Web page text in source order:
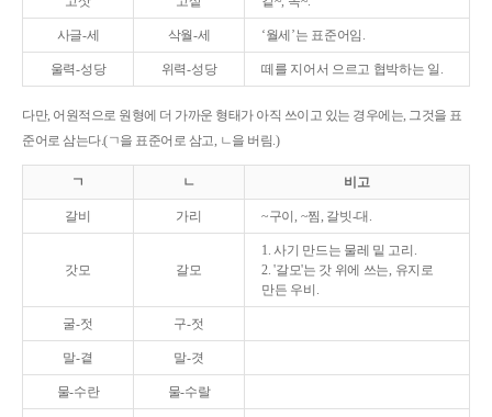
사글-세 삭월-세 ‘월세’는 표준어임.
울력-성당 위력-성당 떼를 지어서 으르고 협박하는 일.
다만, 어원적으로 원형에 더 가까운 형태가 아직 쓰이고 있는 경우에는, 그것을 표
준어로 삼는다.(ㄱ을 표준어로 삼고, ㄴ을 버림.)
ㄱ ㄴ 비고
갈비 가리 ~구이, ~찜, 갈빗-대.
갓모 갈모
1. 사기 만드는 물레 밑 고리.
2. '갈모'는 갓 위에 쓰는, 유지로
만든 우비.
굴-젓 구-젓
말-곁 말-겻
물-수란 물-수랄